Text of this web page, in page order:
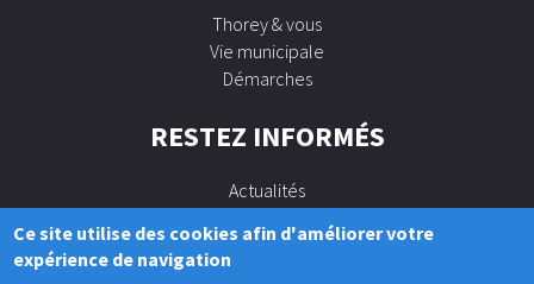
Thorey & vous
Vie municipale
Démarches
RESTEZ INFORMÉS
Actualités
Ce site utilise des cookies afin d'améliorer votre
expérience de navigation